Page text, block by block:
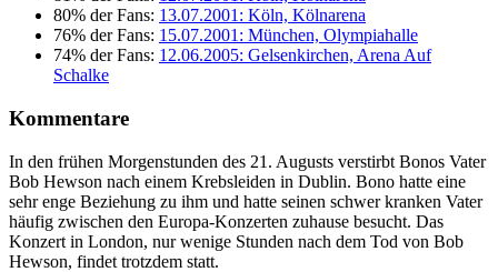
80% der Fans: 13.07.2001: Köln, Kölnarena
76% der Fans: 15.07.2001: München, Olympiahalle
74% der Fans: 12.06.2005: Gelsenkirchen, Arena Auf
Schalke
Kommentare
In den frühen Morgenstunden des 21. Augusts verstirbt Bonos Vater
Bob Hewson nach einem Krebsleiden in Dublin. Bono hatte eine
sehr enge Beziehung zu ihm und hatte seinen schwer kranken Vater
häufig zwischen den Europa-Konzerten zuhause besucht. Das
Konzert in London, nur wenige Stunden nach dem Tod von Bob
Hewson, findet trotzdem statt.